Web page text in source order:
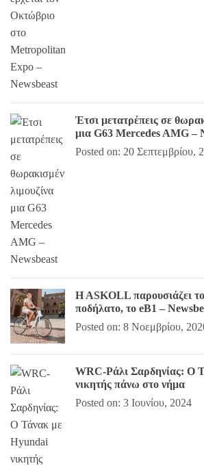
Έτσι μετατρέπεις σε
μια G63 Mercedes AMG –
Posted on: 20 Σεπτεμβρίου,
H ASKOLL παρουσιάζει
ποδήλατο, το eB1 –
Posted on: 8 Νοεμβρίου,
WRC-Ράλι Σαρδηνίας: Ο
νικητής πάνω στο νήμα
Posted on: 3 Ιουνίου, 2024